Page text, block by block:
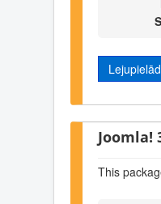
Joomla!
This